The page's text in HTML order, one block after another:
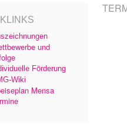
und
Förderung
Wiki
Mensa